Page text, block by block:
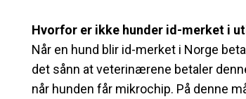
Hvorfor er ikke hunder id-merket i
Når en hund blir id-merket i Norge
det sånn at veterinærene betaler
når hunden får mikrochip. På denne